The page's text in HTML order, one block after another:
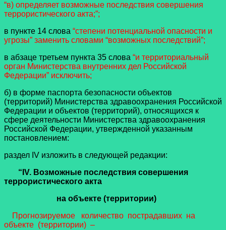
“в) определяет возможные последствия совершения
террористического акта;”;
в пункте 14 слова “степени потенциальной опасности и
угрозы” заменить словами “возможных последствий”;
в абзаце третьем пункта 35 слова “и территориальный
орган Министерства внутренних дел Российской
Федерации” исключить;
б) в форме паспорта безопасности объектов
(территорий) Министерства здравоохранения Российской
Федерации и объектов (территорий), относящихся к
сфере деятельности Министерства здравоохранения
Российской Федерации, утвержденной указанным
постановлением:
раздел IV изложить в следующей редакции:
“IV. Возможные последствия совершения
террористического акта
на объекте (территории)
Прогнозируемое количество пострадавших на
объекте (территории) –